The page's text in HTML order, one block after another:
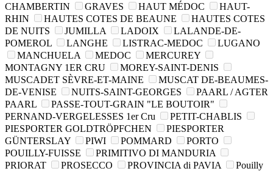
CHAMBERTIN
GRAVES HAUT MÉDOC
HAUT-
RHIN
HAUTES COTES DE BEAUNE
HAUTES COTES
DE NUITS
JUMILLA LADOIX
LALANDE-DE-
POMEROL
LANGHE LISTRAC-MEDOC
LUGANO
MANCHUELA
MEDOC
MERCUREY
MONTAGNY 1ER CRU
MOREY-SAINT-DENIS
MUSCADET SÈVRE-ET-MAINE
MUSCAT DE-BEAUMES-
DE-VENISE
NUITS-SAINT-GEORGES
PAARL / AGTER
PAARL
PASSE-TOUT-GRAIN "LE BOUTOIR"
PERNAND-VERGELESSES 1er Cru
PETIT-CHABLIS
PIESPORTER GOLDTRÖPFCHEN
PIESPORTER
GÜNTERSLAY
PIWI POMMARD
PORTO
POUILLY-FUISSE
PRIMITIVO DI MANDURIA
PRIORAT
PROSECCO PROVINCIA di PAVIA
Pouilly